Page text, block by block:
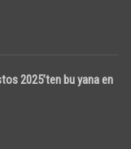
2025’ten bu yana en